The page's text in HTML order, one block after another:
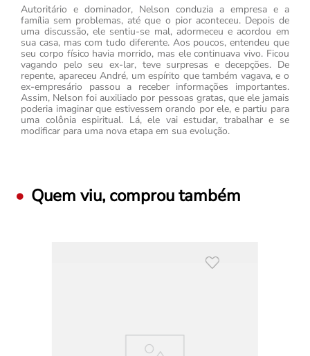
Autoritário e dominador, Nelson conduzia a empresa e a
família sem problemas, até que o pior aconteceu. Depois de
uma discussão, ele sentiu-se mal, adormeceu e acordou em
sua casa, mas com tudo diferente. Aos poucos, entendeu que
seu corpo físico havia morrido, mas ele continuava vivo. Ficou
vagando pelo seu ex-lar, teve surpresas e decepções. De
repente, apareceu André, um espírito que também vagava, e o
ex-empresário passou a receber informações importantes.
Assim, Nelson foi auxiliado por pessoas gratas, que ele jamais
poderia imaginar que estivessem orando por ele, e partiu para
uma colônia espiritual. Lá, ele vai estudar, trabalhar e se
modificar para uma nova etapa em sua evolução.
Quem viu, comprou também